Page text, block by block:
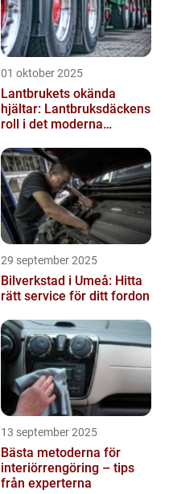
01 oktober 2025
Lantbrukets okända
hjältar: Lantbruksdäckens
roll i det moderna
29 september 2025
Bilverkstad i Umeå: Hitta
rätt service för ditt fordon
13 september 2025
Bästa metoderna för
interiörrengöring – tips
från experterna